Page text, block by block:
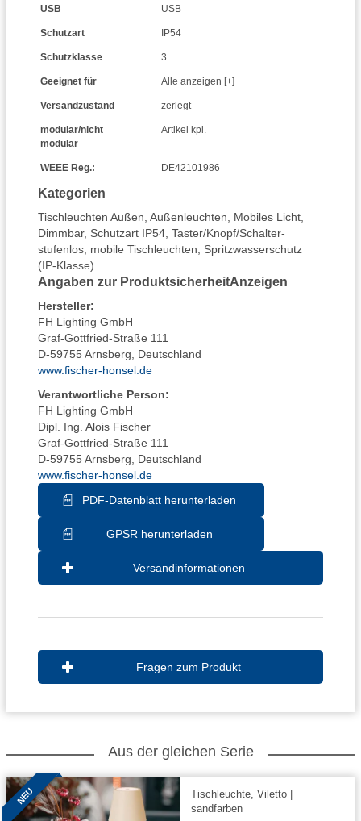
Kategorien
Tischleuchten Außen Außenleuchten Mobiles Licht
Dimmbar, Schutzart IP54 Taster/Knopf/Schalter-
stufenlos mobile Tischleuchten
Spritzwasserschutz
(IP-Klasse)
Angaben zur ProduktsicherheitAnzeigen
Hersteller:
FH Lighting GmbH
Graf-Gottfried-Straße 111
D-59755 Arnsberg, Deutschland
www.fischer-honsel.de
Verantwortliche Person:
FH Lighting GmbH
Dipl. Ing. Alois Fischer
Graf-Gottfried-Straße 111
D-59755 Arnsberg, Deutschland
www.fischer-honsel.de
PDF-Datenblatt herunterladen
GPSR herunterladen
Versandinformationen
USB USB
Schutzart IP54
Schutzklasse 3
Geeignet für Alle anzeigen [+]
Versandzustand zerlegt
modular/nicht
modular
Artikel kpl.
WEEE Reg.: DE42101986
Fragen zum Produkt
Aus der gleichen Serie
NEU
Tischleuchte, Viletto |
sandfarben